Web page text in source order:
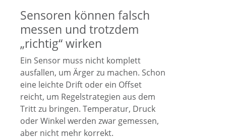
Sensoren können falsch
messen und trotzdem
„richtig“ wirken
Ein Sensor muss nicht komplett
ausfallen, um Ärger zu machen. Schon
eine leichte Drift oder ein Offset
reicht, um Regelstrategien aus dem
Tritt zu bringen. Temperatur, Druck
oder Winkel werden zwar gemessen,
aber nicht mehr korrekt.